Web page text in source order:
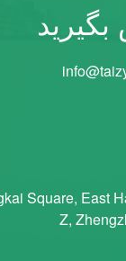
Square, East
Z,